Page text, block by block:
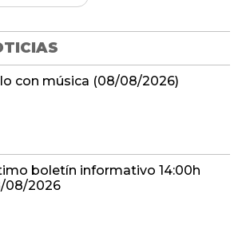
con música (08/08/2026)
boletín informativo 14:00h
08/2026